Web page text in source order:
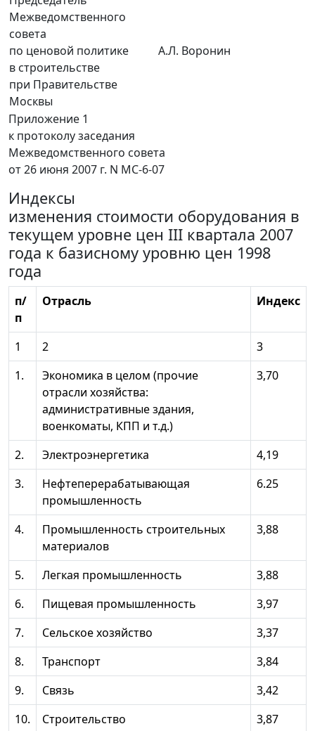
Межведомственного
совета
по ценовой политике
в строительстве
при Правительстве
Москвы
А.Л. Воронин
Приложение 1
к протоколу заседания
Межведомственного совета
от 26 июня 2007 г. N МС-6-07
Индексы
изменения стоимости оборудования в
текущем уровне цен III квартала 2007
года к базисному уровню цен 1998
года
п/
п
Отрасль Индекс
1 2
3
1.
Экономика в целом (прочие
отрасли хозяйства:
административные здания,
военкоматы, КПП и т.д.)
3,70
2. Электроэнергетика
4,19
3.
Нефтеперерабатывающая
промышленность
6.25
4.
Промышленность строительных
материалов
3,88
5. Легкая промышленность
3,88
6.
Пищевая промышленность
3,97
7.
Сельское хозяйство
3,37
8.
Транспорт
3,84
9.
Связь
3,42
10.
Строительство
3,87